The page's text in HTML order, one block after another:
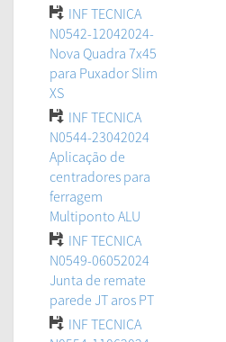
INF TECNICA
N0542-12042024-
Nova Quadra 7x45
para Puxador Slim
XS
INF TECNICA
N0544-23042024
Aplicação de
centradores para
ferragem
Multiponto ALU
INF TECNICA
N0549-06052024
Junta de remate
parede JT aros PT
INF TECNICA